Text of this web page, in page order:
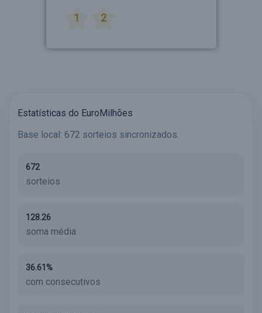
1 2
Estatísticas do EuroMilhões
Base local: 672 sorteios sincronizados.
672
sorteios
128.26
soma média
36.61%
com consecutivos